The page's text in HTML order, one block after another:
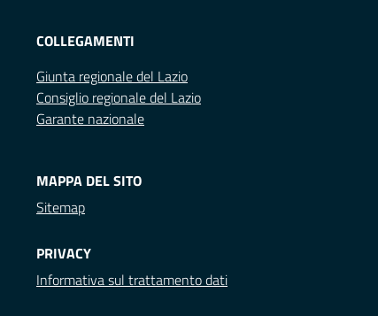
COLLEGAMENTI
Giunta regionale del Lazio
Consiglio regionale del Lazio
Garante nazionale
MAPPA DEL SITO
Sitemap
PRIVACY
Informativa sul trattamento dati